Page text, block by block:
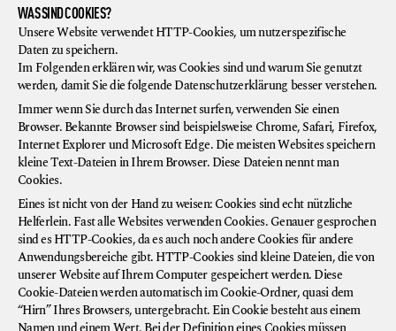
WAS SIND COOKIES?
Unsere Website verwendet HTTP-Cookies, um nutzerspezifische
Daten zu speichern.
Im Folgenden erklären wir, was Cookies sind und warum Sie genutzt
werden, damit Sie die folgende Datenschutzerklärung besser verstehen.
Immer wenn Sie durch das Internet surfen, verwenden Sie einen
Browser. Bekannte Browser sind beispielsweise Chrome, Safari, Firefox,
Internet Explorer und Microsoft Edge. Die meisten Websites speichern
kleine Text-Dateien in Ihrem Browser. Diese Dateien nennt man
Cookies.
Eines ist nicht von der Hand zu weisen: Cookies sind echt nützliche
Helferlein. Fast alle Websites verwenden Cookies. Genauer gesprochen
sind es HTTP-Cookies, da es auch noch andere Cookies für andere
Anwendungsbereiche gibt. HTTP-Cookies sind kleine Dateien, die von
unserer Website auf Ihrem Computer gespeichert werden. Diese
Cookie-Dateien werden automatisch im Cookie-Ordner, quasi dem
“Hirn” Ihres Browsers, untergebracht. Ein Cookie besteht aus einem